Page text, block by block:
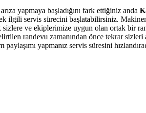
yapmaya başladığını fark ettiğiniz anda
ilgili servis sürecini başlatabilirsiniz.
sizlere ve ekiplerimize uygun olan ortak bir
randevu zamanından önce tekrar
paylaşımı yapmanız servis süresini